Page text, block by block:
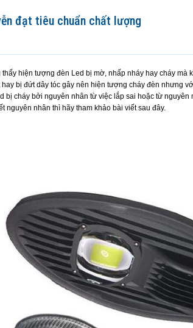
đạt tiêu chuẩn chất lượng
hiện tượng đèn Led bị mờ, nhấp nháy hay cháy mà
hay bị đứt dây tóc gây nên hiện tượng cháy đèn nhưng
bị cháy bởi nguyên nhân từ việc lắp sai hoặc từ
nguyên nhân thì hãy tham khảo bài viết sau đây.